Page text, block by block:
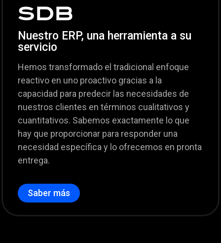
SDB
Nuestro ERP, una herramienta a su
servicio
Hemos transformado el tradicional enfoque
reactivo en uno proactivo gracias a la
capacidad para predecir las necesidades de
nuestros clientes en términos cualitativos y
cuantitativos. Sabemos exactamente lo que
hay que proporcionar para responder una
necesidad específica y lo ofrecemos en pronta
entrega.
Saber más